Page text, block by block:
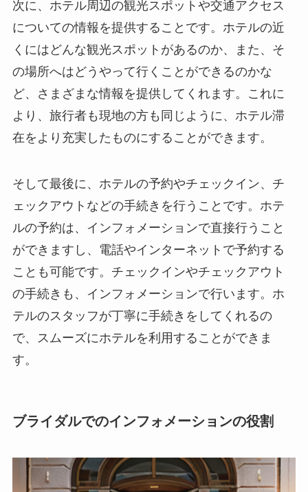
次に、ホテル周辺の観光スポットや交通アクセス
についての情報を提供することです。ホテルの近
くにはどんな観光スポットがあるのか、また、そ
の場所へはどうやって行くことができるのかな
ど、さまざまな情報を提供してくれます。これに
より、旅行者も現地の方も同じように、ホテル滞
在をより充実したものにすることができます。
そして最後に、ホテルの予約やチェックイン、チ
ェックアウトなどの手続きを行うことです。ホテ
ルの予約は、インフォメーションで直接行うこと
ができますし、電話やインターネットで予約する
ことも可能です。チェックインやチェックアウト
の手続きも、インフォメーションで行います。ホ
テルのスタッフが丁寧に手続きをしてくれるの
で、スムーズにホテルを利用することができま
す。
ブライダルでのインフォメーションの役割